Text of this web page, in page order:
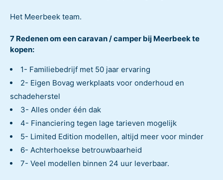
Het Meerbeek team.
7 Redenen om een caravan / camper bij Meerbeek te
kopen:
1- Familiebedrijf met 50 jaar ervaring
2- Eigen Bovag werkplaats voor onderhoud en
schadeherstel
3- Alles onder één dak
4- Financiering tegen lage tarieven mogelijk
5- Limited Edition modellen, altijd meer voor minder
6- Achterhoekse betrouwbaarheid
7- Veel modellen binnen 24 uur leverbaar.